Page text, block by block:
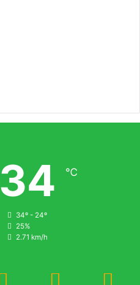
34 ℃
34º - 24º
25%
2.71 km/h